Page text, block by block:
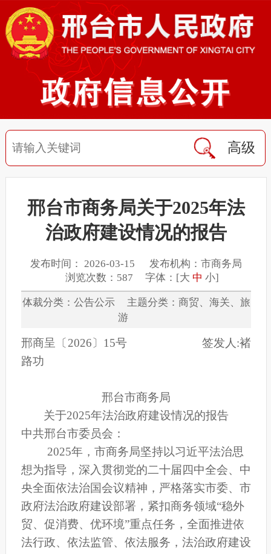
高级
邢台市商务局关于2025年法
治政府建设情况的报告
发布时间： 2026-03-15 发布机构：市商务局
浏览次数：587 字体：[大 中 小]
体裁分类：公告公示 主题分类：商贸、海关、旅
游
邢商呈 〔 2026 〕 15号 签发人:褚
路功
邢台市商务局
关于2025年法治政府建设情况的报告
中共邢台市委员会：
2025年，市商务局坚持以习近平法治思
想为指导，深入贯彻党的二十届四中全会、中
央全面依法治国会议精神，严格落实市委、市
政府法治政府建设部署，紧扣商务领域“稳外
贸、促消费、优环境”重点任务，全面推进依
法行政、依法监管、依法服务，法治政府建设